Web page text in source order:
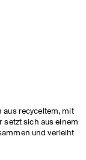
aus recyceltem, mit
setzt sich aus einem
und verleiht